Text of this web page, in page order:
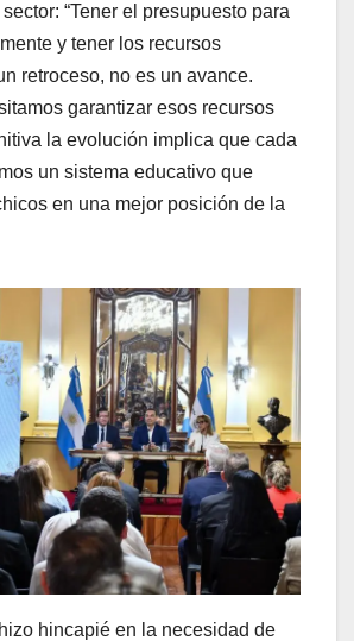
“Tener el presupuesto para
y tener los recursos
retroceso, no es un avance.
garantizar esos recursos
la evolución implica que cada
un sistema educativo que
en una mejor posición de la
hincapié en la necesidad de